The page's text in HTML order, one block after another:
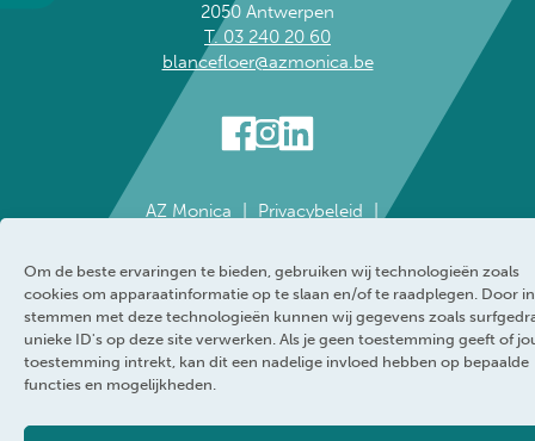
Om de beste ervaringen te bieden, gebruiken wij technologieën zoals
cookies om apparaatinformatie op te slaan en/of te raadplegen. Door
stemmen met deze technologieën kunnen wij gegevens zoals
unieke ID's op deze site verwerken. Als je geen toestemming geeft of
toestemming intrekt, kan dit een nadelige invloed hebben op bepaalde
functies en mogelijkheden.
2050 Antwerpen
T. 03 240 20 60
blancefloer@azmonica.be
AZ Monica
Privacybeleid
Klokkenluider
Toegankelijkheidsverklaring
WEBRAND